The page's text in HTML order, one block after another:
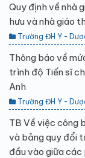
Quy định về nhà
hưu và nhà giáo
Trường ĐH Y -
Thông báo về
trình độ Tiến sĩ
Anh
Trường ĐH Y -
TB Về việc công
và bảng quy đổi
đầu vào giữa